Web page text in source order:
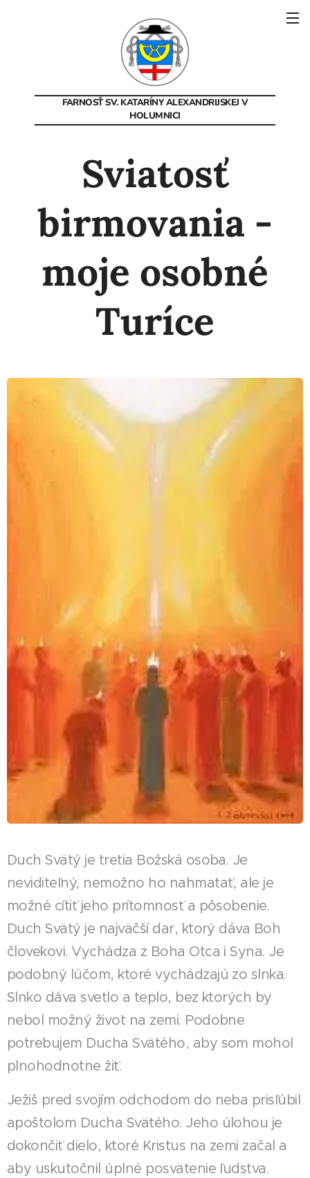
FARNOSŤ SV. KATARÍNYALEXANDRIJSKEJ V
HOLUMNICI
Sviatosť
birmovania -
moje osobné
Turíce
Duch Svätý je tretia Božská osoba. Je
neviditeľný, nemožno ho nahmatať, ale je
možné cítiť jeho prítomnosť a pôsobenie.
Duch Svätý je najväčší dar, ktorý dáva Boh
človekovi. Vychádza z Boha Otca i Syna. Je
podobný lúčom, ktoré vychádzajú zo slnka.
Slnko dáva svetlo a teplo, bez ktorých by
nebol možný život na zemi. Podobne
potrebujem Ducha Svätého, aby som mohol
plnohodnotne žiť.
Ježiš pred svojím odchodom do neba prisľúbil
apoštolom Ducha Svätého. Jeho úlohou je
dokončiť dielo, ktoré Kristus na zemi začal a
aby uskutočnil úplné posvätenie ľudstva.